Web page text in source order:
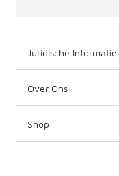
Juridische Informatie
Over Ons
Shop